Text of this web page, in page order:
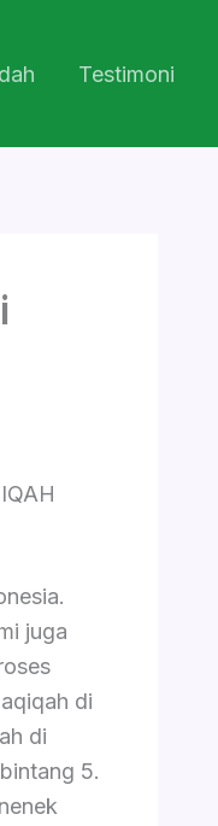
Testimoni
juga
di
di
5.